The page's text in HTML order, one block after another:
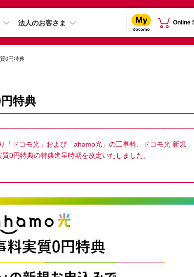
法人のお客さま Online
0円特典
特典
「ドコモ光」および「ahamo光」の工事料、ドコモ光 新規
0円特典の特典進呈時期を改定いたしました。